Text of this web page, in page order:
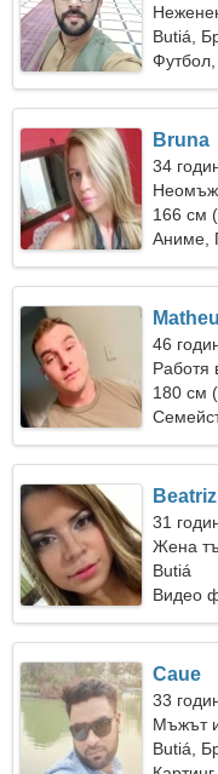
Butiá,
Bruna
34
166 см
Аниме,
46
Работя
180 см
Beatriz
31
Жена
Butiá
Видео
Caue
33
Мъжът
Butiá,